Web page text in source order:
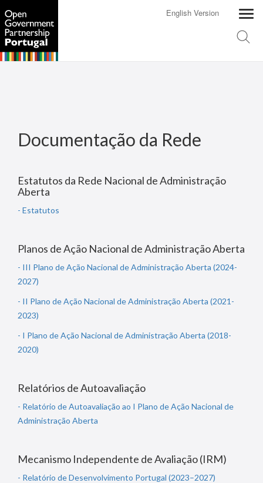
English Version
Documentação da Rede
Estatutos da Rede Nacional de Administração
Aberta
- Estatutos
Planos de Ação Nacional de Administração Aberta
- III Plano de Ação Nacional de Administração Aberta (2024-
2027)
- II Plano de Ação Nacional de Administração Aberta (2021-
2023)
- I Plano de Ação Nacional de Administração Aberta (2018-
2020)
Relatórios de Autoavaliação
- Relatório de Autoavaliação ao I Plano de Ação Nacional de
Administração Aberta
Mecanismo Independente de Avaliação (IRM)
- Relatório de Desenvolvimento Portugal (2023–2027)